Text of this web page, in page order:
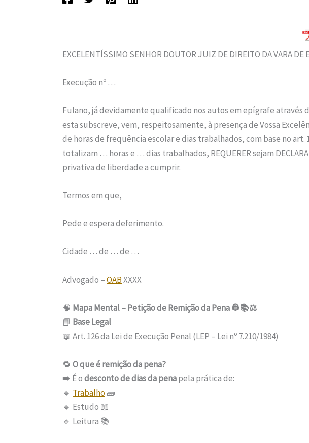
EXCELENTÍSSIMO SENHOR DOUTOR JUIZ DE DIREITO DA VARA DE
Execução nº …
Fulano, já devidamente qualificado nos autos em epígrafe através
esta subscreve, vem, respeitosamente, à presença de Vossa
de horas de frequência escolar e dias trabalhados, com base no art.
totalizam … horas e … dias trabalhados, REQUERER sejam
privativa de liberdade a cumprir.
Termos em que,
Pede e espera deferimento.
Cidade … de … de …
Advogado –OABXXXX
🧠 Mapa Mental – Petição de Remição da Pena 👷📚⚖️
📘 Base Legal
📖 Art. 126 da Lei de Execução Penal (LEP – Lei nº 7.210/1984)
🔁 O que é remição da pena?
➡️ É odesconto de dias da penapela prática de:
🔹 Trabalho🧱
🔹 Estudo 📖
🔹 Leitura 📚